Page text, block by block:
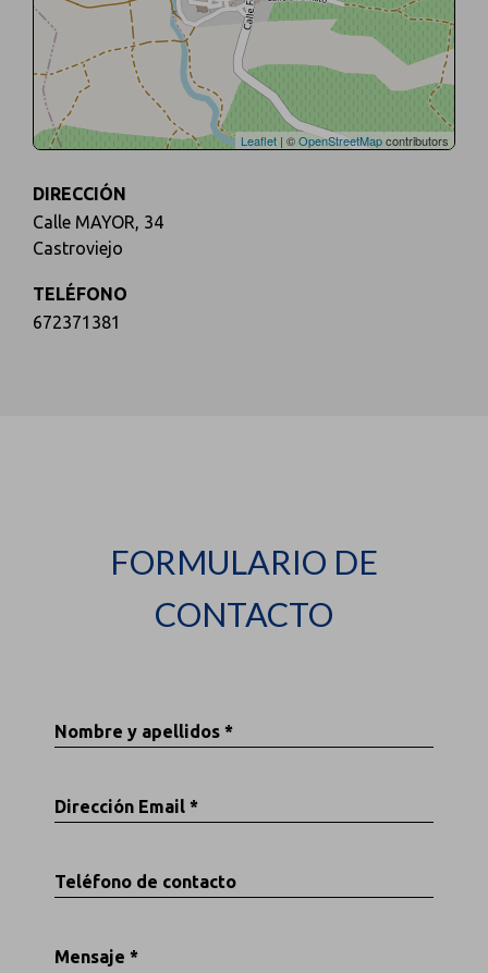
Leaflet | ©OpenStreetMapcontributors
DIRECCIÓN
Calle MAYOR, 34
Castroviejo
TELÉFONO
672371381
FORMULARIO DE
CONTACTO
Nombre y apellidos *
Dirección Email *
Teléfono de contacto
Mensaje *